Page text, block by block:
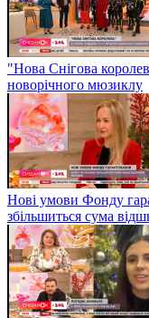
"Нова Снігова
новорічного мюзиклу
Нові умови Фонду
збільшиться сума